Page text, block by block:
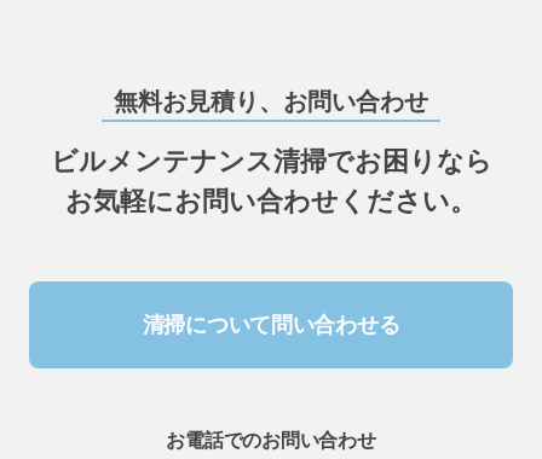
無料お見積り、お問い合わせ
ビルメンテナンス清掃でお困りなら
お気軽にお問い合わせください。
清掃について問い合わせる
お電話でのお問い合わせ